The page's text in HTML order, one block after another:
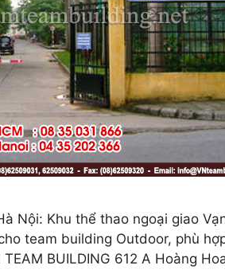
Nội: Khu thể thao ngoại giao
team building Outdoor, phù
BUILDING 612 A Hoàng